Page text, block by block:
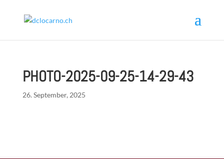
PHOTO-2025-09-25-14-29-43
26. September, 2025